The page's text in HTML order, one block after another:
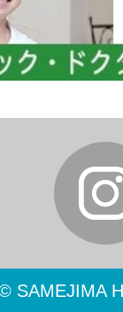
SAMEJIMA